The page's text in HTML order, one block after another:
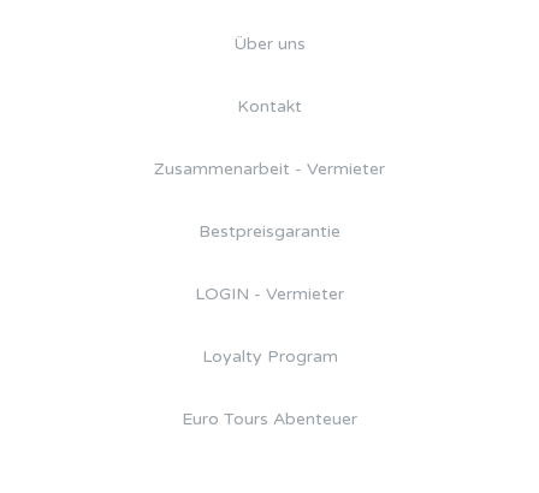
Über uns
Kontakt
Zusammenarbeit - Vermieter
Bestpreisgarantie
LOGIN - Vermieter
Loyalty Program
Euro Tours Abenteuer